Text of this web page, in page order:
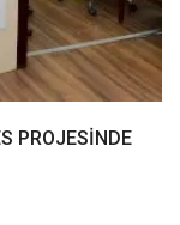
PROJESİNDE